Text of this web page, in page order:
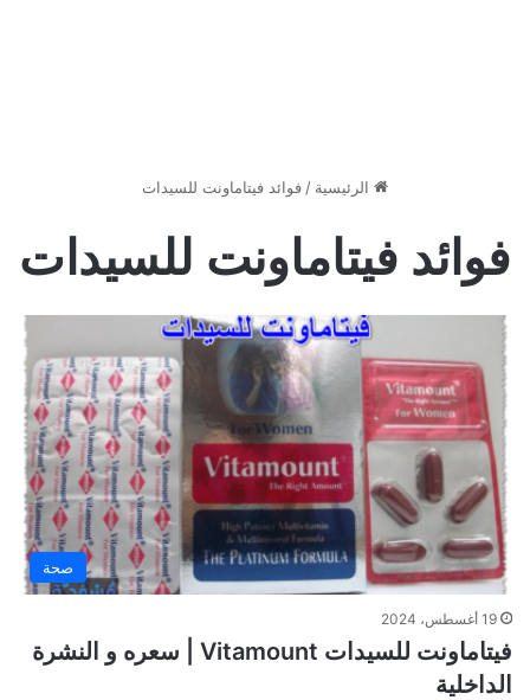
الرئيسية /فوائد فيتاماونت للسيدات
فوائد فيتاماونت للسيدات
صحة
19 أغسطس، 2024
فيتاماونت للسيدات Vitamount | سعره و النشرة
الداخلية